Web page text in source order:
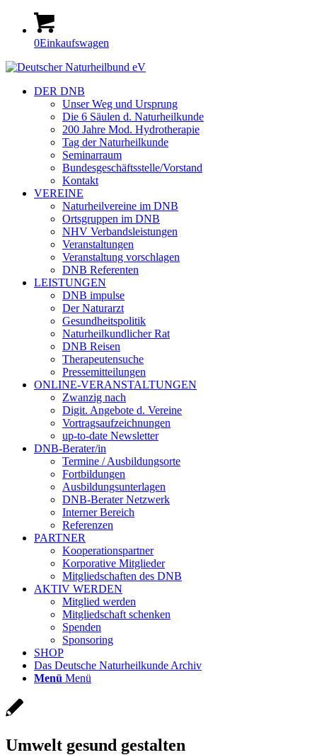
0Einkaufswagen
DER DNB
Unser Weg und Ursprung
Die 6 Säulen d. Naturheilkunde
200 Jahre Mod. Hydrotherapie
Tag der Naturheilkunde
Seminarraum
Bundesgeschäftsstelle/Vorstand
Kontakt
VEREINE
Naturheilvereine im DNB
Ortsgruppen im DNB
NHV Verbandsleistungen
Veranstaltungen
Veranstaltung vorschlagen
DNB Referenten
LEISTUNGEN
DNB impulse
Der Naturarzt
Gesundheitspolitik
Naturheilkundlicher Rat
DNB Reisen
Therapeutensuche
Pressemitteilungen
ONLINE-VERANSTALTUNGEN
Zwanzig nach
Digit. Angebote d. Vereine
Vortragsaufzeichnungen
up-to-date Newsletter
DNB-Berater/in
Termine / Ausbildungsorte
Fortbildungen
Ausbildungsunterlagen
DNB-Berater Netzwerk
Interner Bereich
Referenzen
PARTNER
Kooperationspartner
Korporative Mitglieder
Mitgliedschaften des DNB
AKTIV WERDEN
Mitglied werden
Mitgliedschaft schenken
Spenden
Sponsoring
SHOP
Das Deutsche Naturheilkunde Archiv
Menü Menü
Umwelt gesund gestalten